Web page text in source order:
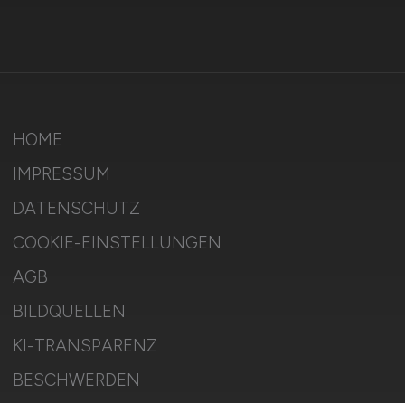
HOME
IMPRESSUM
DATENSCHUTZ
COOKIE-EINSTELLUNGEN
AGB
BILDQUELLEN
KI-TRANSPARENZ
BESCHWERDEN